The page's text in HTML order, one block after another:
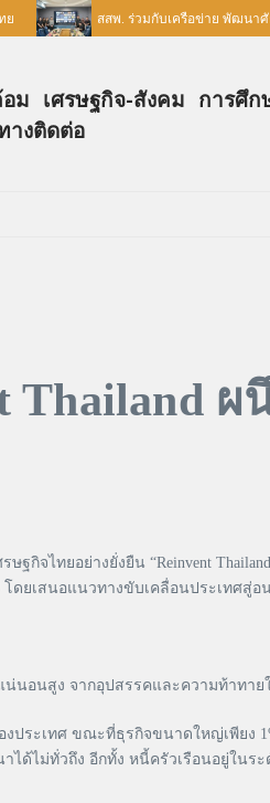
สสพ. ร่วมกับเครือข่าย พัฒนาศักย
ม เศรษฐกิจ-สังคม การศึ
างติดต่อ
ผ
ยอย่างยั่งยืน “Reinvent Thailand
โดยเสนอแนวทางขับเคลื่อนประเท
น่นอนสูง จากอุปสรรคและความท้าทาย
ประเทศ ขณะที่ธุรกิจขนาดใหญ่เพียง
ด้ไม่ทั่วถึง อีกทั้ง หนี้ครัวเรือนอยู่ในร